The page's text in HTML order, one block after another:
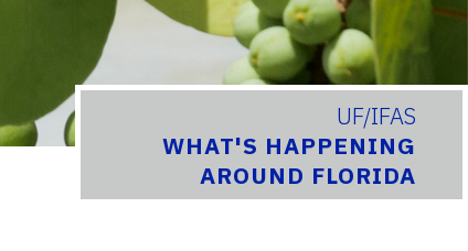
UF/IFAS
WHAT'S HAPPENING
AROUND FLORIDA